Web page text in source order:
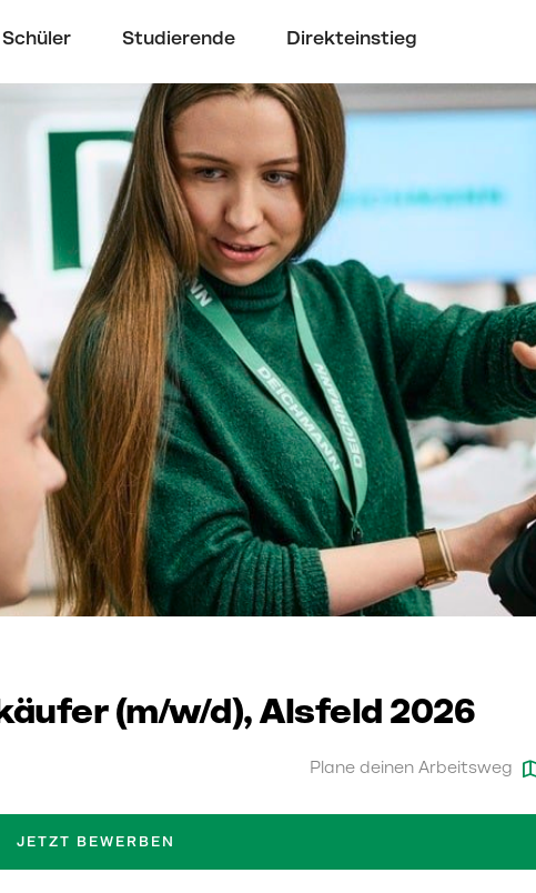
Schüler Studierende Direkteinstieg
(m/w/d), Alsfeld 2026
Plane deinen Arbeitsweg
JETZT BEWERBEN